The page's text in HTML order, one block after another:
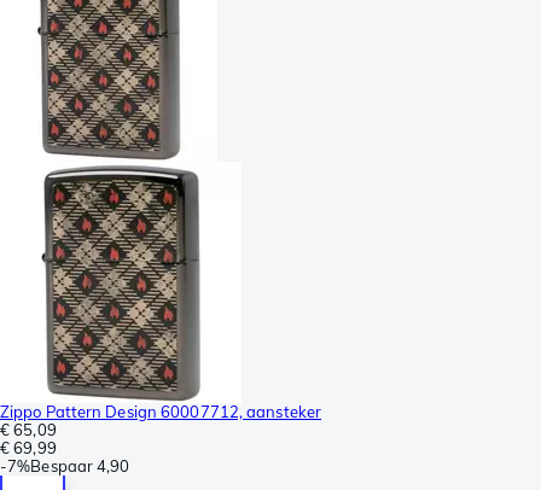
Zippo Pattern Design 60007712, aansteker
€ 65,09
€ 69,99
-7%Bespaar4,90